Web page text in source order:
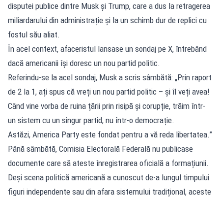
disputei publice dintre Musk și Trump, care a dus la retragerea
miliardarului din administrație și la un schimb dur de replici cu
fostul său aliat.
În acel context, afaceristul lansase un sondaj pe X, întrebând
dacă americanii își doresc un nou partid politic.
Referindu-se la acel sondaj, Musk a scris sâmbătă: „Prin raport
de 2 la 1, ați spus că vreți un nou partid politic – și îl veți avea!
Când vine vorba de ruina țării prin risipă și corupție, trăim într-
un sistem cu un singur partid, nu într-o democrație.
Astăzi, America Party este fondat pentru a vă reda libertatea.”
Până sâmbătă, Comisia Electorală Federală nu publicase
documente care să ateste înregistrarea oficială a formațiunii.
Deși scena politică americană a cunoscut de-a lungul timpului
figuri independente sau din afara sistemului tradițional, aceste